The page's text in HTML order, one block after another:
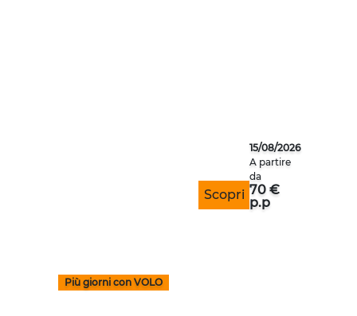
Scopri
15/08/2026
A partire
da
70 €
p.p
Più giorni con VOLO